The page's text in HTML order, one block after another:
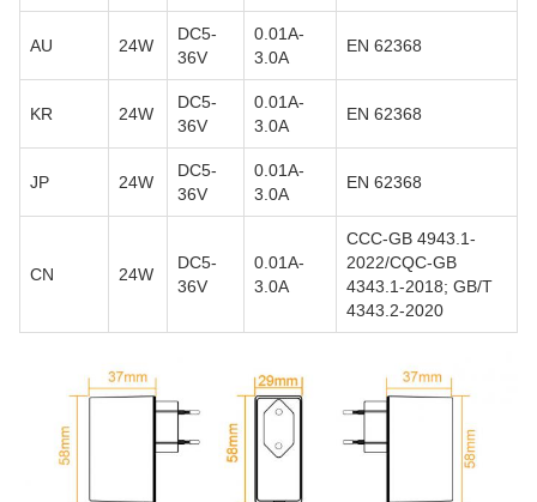
AU 24W
DC5-
36V
0.01A-
3.0A
EN 62368
KR 24W
DC5-
36V
0.01A-
3.0A
EN 62368
JP 24W
DC5-
36V
0.01A-
3.0A
EN 62368
CN 24W
DC5-
36V
0.01A-
3.0A
CCC-GB 4943.1-
2022/CQC-GB
4343.1-2018; GB/T
4343.2-2020